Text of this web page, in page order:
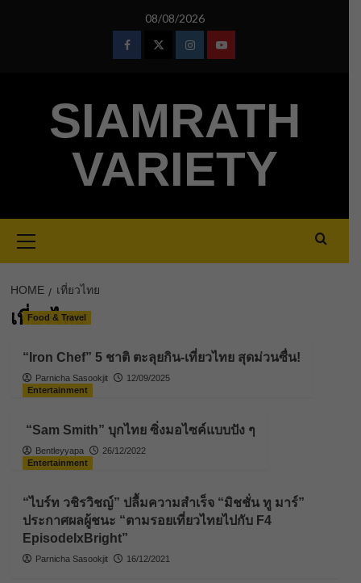
08/08/2026
FacebookTwitterInstagramYoutube
SIAMRATH
VARIETY
Menu
HOME เที่ยวไทย
เที่ยวไทย
Food & Travel
“Iron Chef” 5 ชาติ ตะลุยกิน-เที่ยวไทย สุดม่วนซื่น!
Parnicha Sasookjit
12/09/2025
Entertainment
“Sam Smith” บุกไทย ซิ่งมอไซค์แบบปัง ๆ
Bentleyyapa
26/12/2022
Entertainment
“ไบร์ท วชิรวิชญ์” ปลื้มความสำเร็จ “มิชชั่น ทู มาร์”
ประกาศผลผู้ชนะ “ตามรอยเที่ยวไทยไปกับ F4
EpisodeIxBright”
Parnicha Sasookjit 16/12/2021